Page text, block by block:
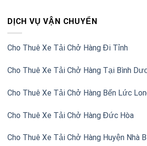
DỊCH VỤ VẬN CHUYỂN
Cho Thuê Xe Tải Chở Hàng Đi Tỉnh
Cho Thuê Xe Tải Chở Hàng Tại Bình
Cho Thuê Xe Tải Chở Hàng Bến Lức
Cho Thuê Xe Tải Chở Hàng Đức Hòa
Cho Thuê Xe Tải Chở Hàng Huyện Nhà